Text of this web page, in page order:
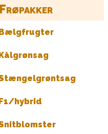
Frøpakker
hybrid